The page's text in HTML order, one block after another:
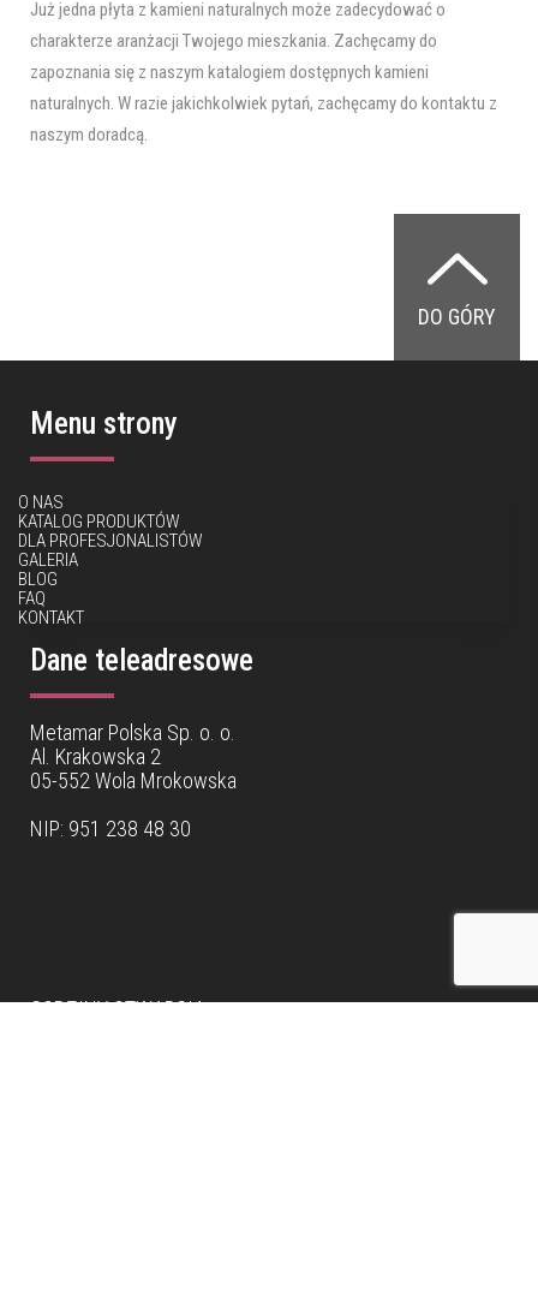
Już jedna płyta z kamieni naturalnych może zadecydować o
charakterze aranżacji Twojego mieszkania. Zachęcamy do
zapoznania się z naszym katalogiem dostępnych kamieni
naturalnych. W razie jakichkolwiek pytań, zachęcamy do kontaktu z
naszym doradcą.
DO GÓRY
Menu strony
O NAS
KATALOG PRODUKTÓW
DLA PROFESJONALISTÓW
GALERIA
BLOG
FAQ
KONTAKT
Dane teleadresowe
Metamar Polska Sp. o. o.
Al. Krakowska 2
05-552 Wola Mrokowska
NIP: 951 238 48 30
GODZINY OTWARCIA: